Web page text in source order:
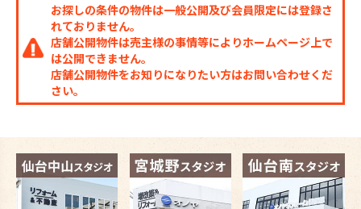
お探しの条件の物件は一般公開及び会員限定には登録さ
れておりません。
店舗公開物件は売主様の事情等によりホームページ上で
は公開できません。
店舗公開物件をお知りになりたい方はお問い合わせくだ
さい。